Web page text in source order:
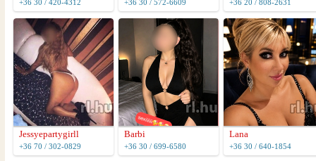
+36 30 / 420-4312 +36 30 / 572-6609 +36 20 / 808-2631
Jessyepartygirll
+36 70 / 302-0829
Barbi
+36 30 / 699-6580
Lana
+36 30 / 640-1854